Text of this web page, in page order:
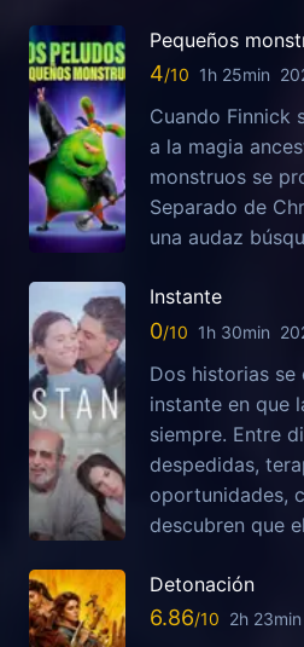
Pequeños
4 1h 25min
Cuando Finnick
a la magia
monstruos se
Separado de
una audaz
Instante
0 1h 30min
Dos historias se
instante en que
siempre. Entre
despedidas,
oportunidades,
descubren que
Detonación
6.86 2h 23min